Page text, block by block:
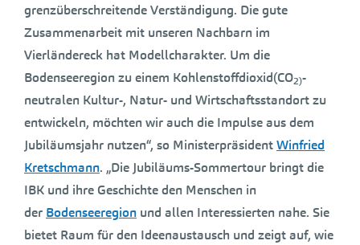
grenzüberschreitende Verständigung. Die gute
Zusammenarbeit mit unseren Nachbarn im
Vierländereck hat Modellcharakter. Um die
Bodenseeregion zu einem Kohlenstoffdioxid(CO2)-
neutralen Kultur-, Natur- und Wirtschaftsstandort zu
entwickeln, möchten wir auch die Impulse aus dem
Jubiläumsjahr nutzen“, so MinisterpräsidentWinfried
Kretschmann. „Die Jubiläums-Sommertour bringt die
IBK und ihre Geschichte den Menschen in
der Bodenseeregion und allen Interessierten nahe. Sie
bietet Raum für den Ideenaustausch und zeigt auf, wie